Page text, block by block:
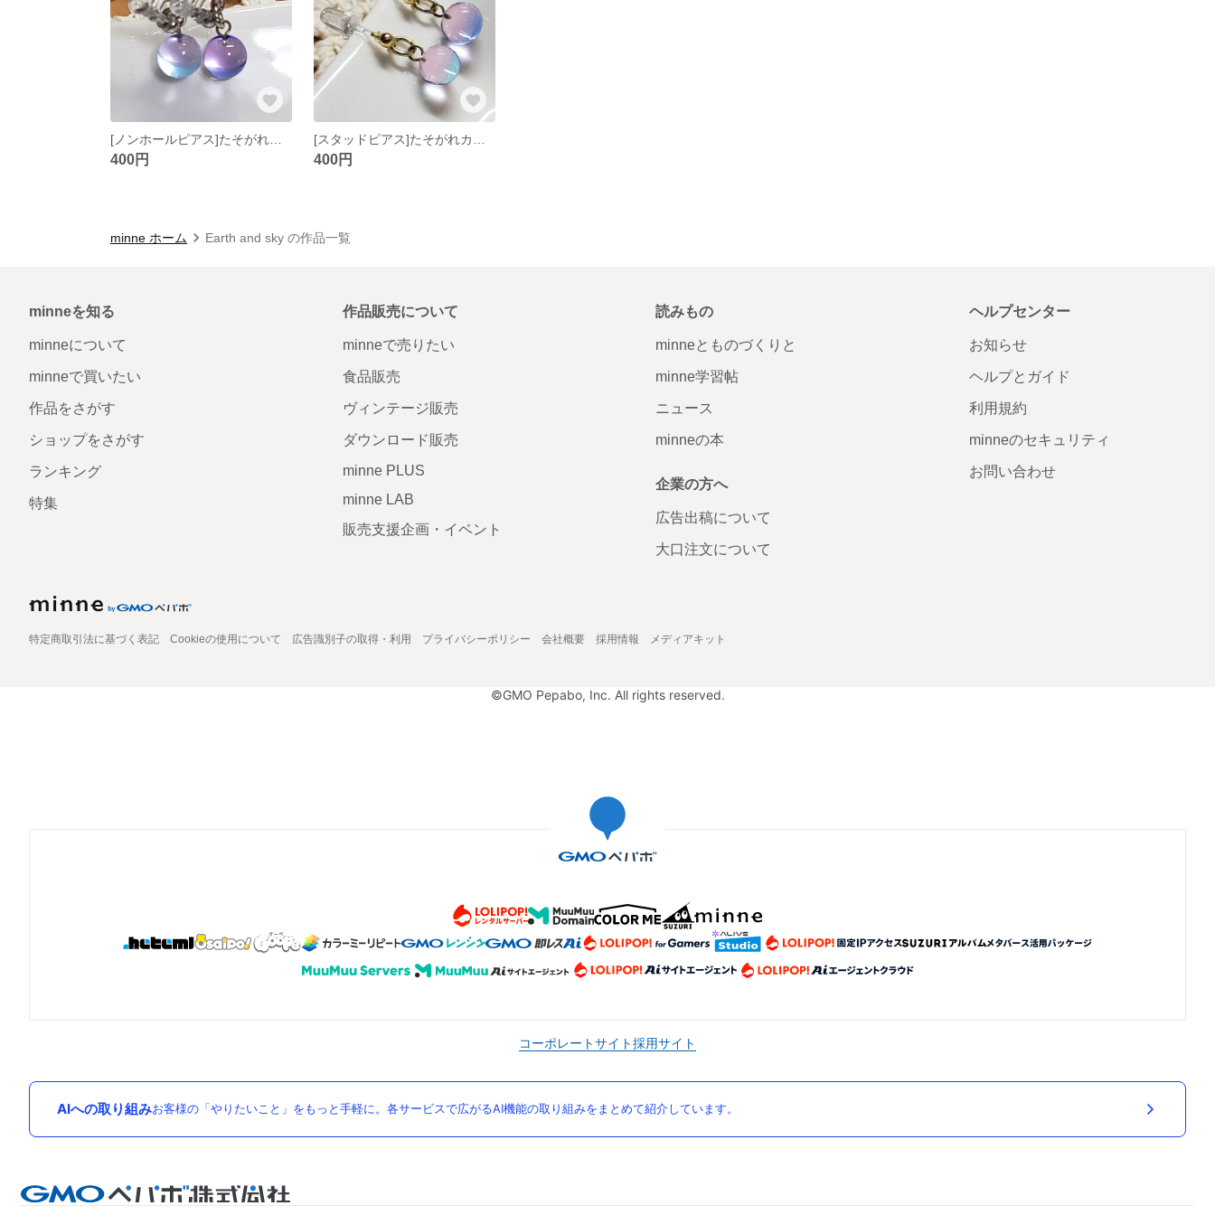
400円 400円
minne ホーム Earth and sky の作品一覧
minneを知る
minneについて
minneで買いたい
作品をさがす
ショップをさがす
ランキング
特集
作品販売について
minneで売りたい
食品販売
ヴィンテージ販売
ダウンロード販売
minne PLUS
minne LAB
販売支援企画・イベント
読みもの
minneとものづくりと
minne学習帖
ニュース
minneの本
企業の方へ
広告出稿について
大口注文について
ヘルプセンター
お知らせ
ヘルプとガイド
利用規約
minneのセキュリティ
お問い合わせ
特定商取引法に基づく表記 Cookieの使用について 広告識別子の取得・利用 プライバシーポリシー 会社概要 採用情報 メディアキット
©GMO Pepabo, Inc. All rights reserved.
コーポレートサイト採用サイト
AIへの取り組みお客様の「やりたいこと」をもっと手軽に。各サービスで広がるAI機能の取り組みをまとめて紹介しています。